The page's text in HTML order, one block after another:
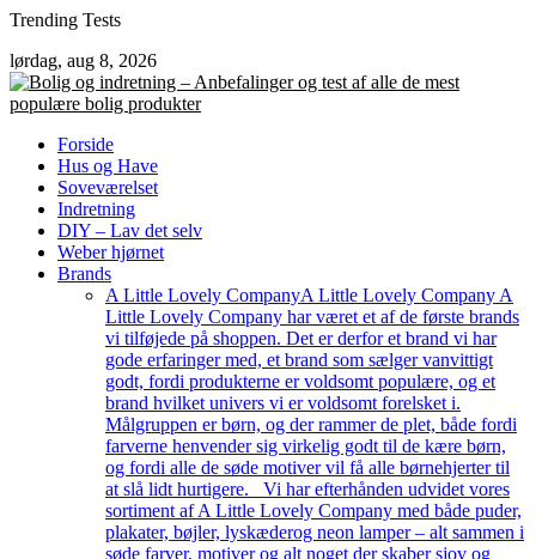
Skip
content
Trending Tests
lørdag, aug 8, 2026
Forside
Hus og Have
Soveværelset
Indretning
DIY – Lav det selv
Weber hjørnet
Brands
A Little Lovely CompanyA Little Lovely Company A
Little Lovely Company har været et af de første brands
vi tilføjede på shoppen. Det er derfor et brand vi har
gode erfaringer med, et brand som sælger vanvittigt
godt, fordi produkterne er voldsomt populære, og et
brand hvilket univers vi er voldsomt forelsket i.
Målgruppen er børn, og der rammer de plet, både fordi
farverne henvender sig virkelig godt til de kære børn,
og fordi alle de søde motiver vil få alle børnehjerter til
at slå lidt hurtigere. Vi har efterhånden udvidet vores
sortiment af A Little Lovely Company med både puder,
plakater, bøjler, lyskæderog neon lamper – alt sammen i
søde farver, motiver og alt noget der skaber sjov og